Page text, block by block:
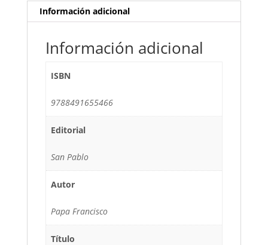
Información adicional
Información adicional
ISBN
9788491655466
Editorial
San Pablo
Autor
Papa Francisco
Título